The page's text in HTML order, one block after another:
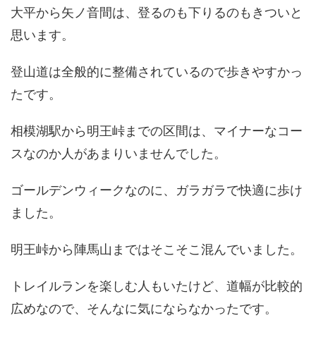
大平から矢ノ音間は、登るのも下りるのもきついと
思います。
登山道は全般的に整備されているので歩きやすかっ
たです。
相模湖駅から明王峠までの区間は、マイナーなコー
スなのか人があまりいませんでした。
ゴールデンウィークなのに、ガラガラで快適に歩け
ました。
明王峠から陣馬山まではそこそこ混んでいました。
トレイルランを楽しむ人もいたけど、道幅が比較的
広めなので、そんなに気にならなかったです。